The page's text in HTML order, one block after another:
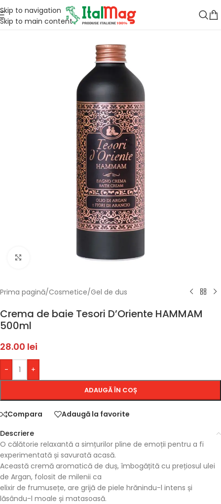
Skip to navigation
Skip to main content
Faceți click pentru a mări
Prima pagină/Cosmetice/Gel de dus
Crema de baie Tesori D’Oriente HAMMAM
500ml
28.00 lei
- +
ADAUGĂ ÎN COȘ
Compara
Adaugă la favorite
Descriere
O călătorie relaxantă a simțurilor pline de emoții pentru a fi
experimentată și savurată acasă.
Această cremă aromatică de duș, îmbogățită cu prețiosul ulei
de Argan, folosit de milenii ca
elixir de frumusețe, are grijă de piele hrănindu-l intens și
lăsându-l moale și matasoasă.